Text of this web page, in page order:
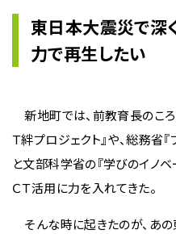
東日本大震災で深
力で再生したい
新地町では、前教育長のころ
Ｔ絆プロジェクト』や、総務省
と文部科学省の『学びのイノベ
ＣＴ活用に力を入れてきた。
そんな時に起きたのが、あ